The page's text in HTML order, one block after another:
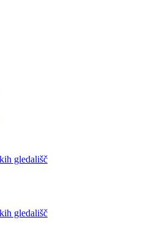
gledališč
gledališč